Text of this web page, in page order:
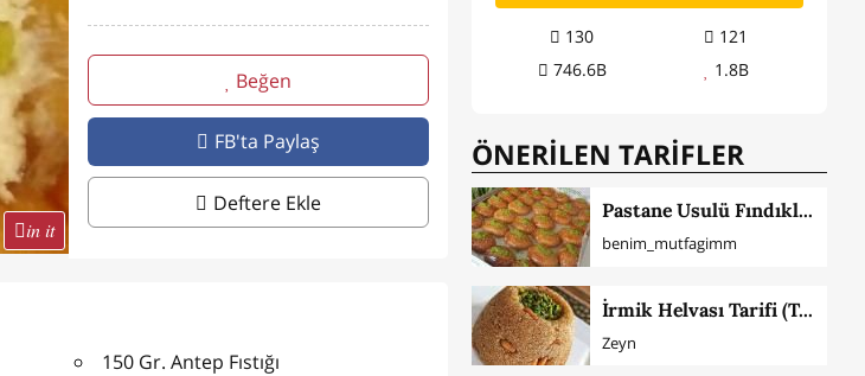
in it
Beğen
FB'ta Paylaş
Deftere Ekle
150 Gr. Antep Fıstığı
130
121
746.6B
1.8B
ÖNERİLEN TARİFLER
Pastane Usulü Fındıklı Şekerpare
benim_mutfagimm
İrmik Helvası Tarifi (Tam Ölçü)
Zeyn